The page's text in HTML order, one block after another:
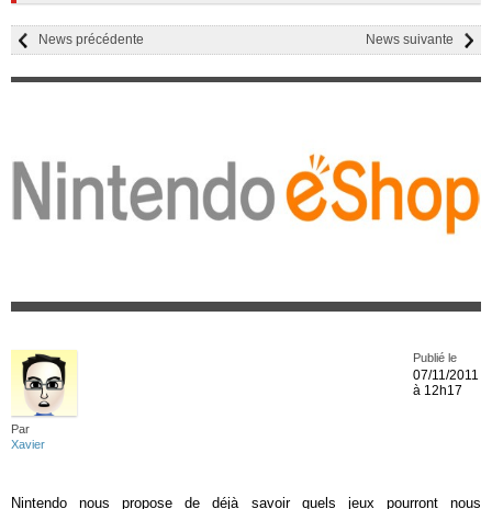
News suivante
News précédente
Par
Xavier
Publié le
07/11/2011
à 12h17
Nintendo nous propose de déjà savoir quels jeux pourront nous